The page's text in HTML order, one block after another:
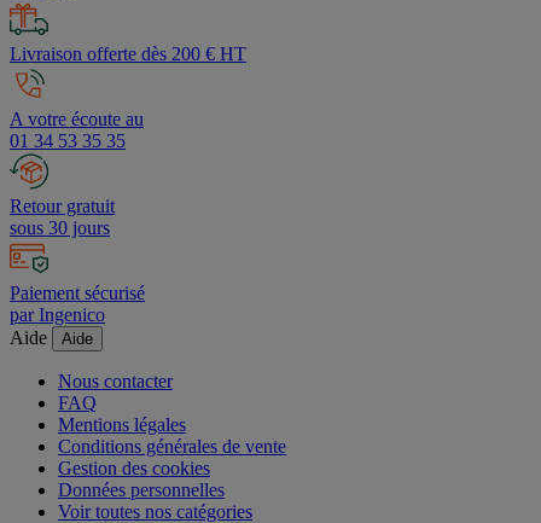
Livraison offerte dès 200 € HT
A votre écoute au
01 34 53 35 35
Retour gratuit
sous 30 jours
Paiement sécurisé
par Ingenico
Aide
Aide
Nous contacter
FAQ
Mentions légales
Conditions générales de vente
Gestion des cookies
Données personnelles
Voir toutes nos catégories